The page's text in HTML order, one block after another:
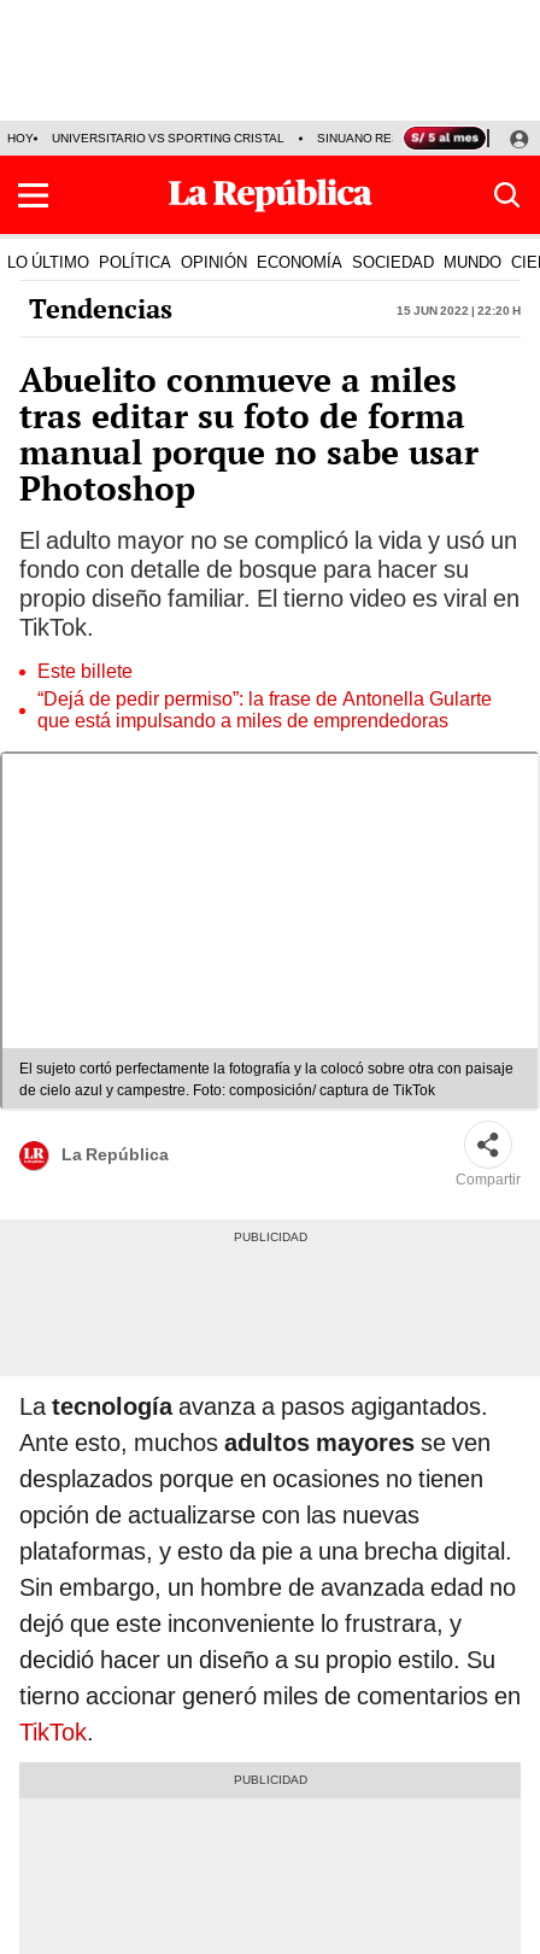
HOY UNIVERSITARIO VS SPORTING CRISTAL SINUANO RESULTADOS HOY
LO ÚLTIMO POLÍTICA OPINIÓN ECONOMÍA SOCIEDAD MUNDO
Tendencias 15 Jun 2022 | 22:20 h
Abuelito conmueve a miles
tras editar su foto de forma
manual porque no sabe usar
Photoshop
El adulto mayor no se complicó la vida y usó un
fondo con detalle de bosque para hacer su
propio diseño familiar. El tierno video es viral en
TikTok.
Este billete
“Dejá de pedir permiso”: la frase de Antonella Gularte
que está impulsando a miles de emprendedoras
El sujeto cortó perfectamente la fotografía y la colocó sobre otra con paisaje
de cielo azul y campestre. Foto: composición/ captura de TikTok
La República
Compartir
Latecnologíaavanza a pasos agigantados.
Ante esto, muchos adultos mayores se ven
desplazados porque en ocasiones no tienen
opción de actualizarse con las nuevas
plataformas, y esto da pie a una brecha digital.
Sin embargo, un hombre de avanzada edad no
dejó que este inconveniente lo frustrara, y
decidió hacer un diseño a su propio estilo. Su
tierno accionar generó miles de comentarios en
TikTok.